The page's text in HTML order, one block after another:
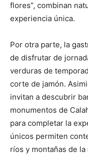
flores”, combinan
experiencia única.
Por otra parte, la
de disfrutar de
verduras de
corte de jamón.
invitan a descubrir
monumentos de
para completar la
únicos permiten
ríos y montañas de